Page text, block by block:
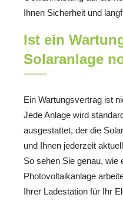
Ihnen Sicherheit und
Ist ein
Solaranlage
Ein Wartungsvertrag ist
Jede Anlage wird
ausgestattet, der die
und Ihnen jederzeit
So sehen Sie genau, wie
Photovoltaikanlage
Ihrer Ladestation für Ihr